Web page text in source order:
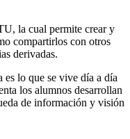
la cual permite crear y
compartirlos con otros
derivadas.
lo que se vive día a día
los alumnos desarrollan
de información y visión